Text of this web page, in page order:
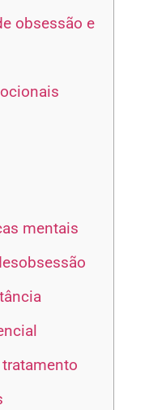
obsessão e
mentais